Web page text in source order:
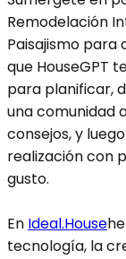
Remodelación
Paisajismo para
que HouseGPT
para planificar,
una comunidad
consejos, y
realización con
gusto.
En Ideal.House
tecnología, la